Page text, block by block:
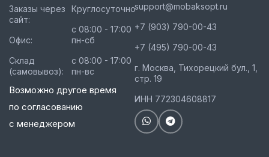
Заказы через
сайт:
Офис:
Склад
(самовывоз):
Круглосуточно
с 08:00 - 17:00
пн-сб
с 08:00 - 17:00
пн-вс
Возможно другое время
по согласованию
с менеджером
support@mobaksopt.ru
+7 (903) 790-00-43
+7 (495) 790-00-43
г. Москва, Тихорецкий бул., 1,
стр. 19
ИНН 772304608817